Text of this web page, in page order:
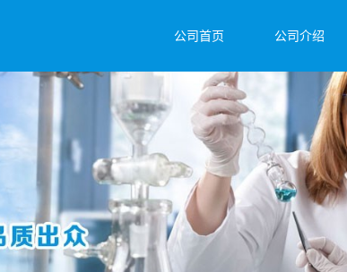
公司首页 公司介绍